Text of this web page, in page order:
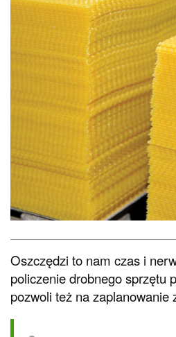
Oszczędzi to nam czas i
policzenie drobnego sprzętu
pozwoli też na zaplanowanie